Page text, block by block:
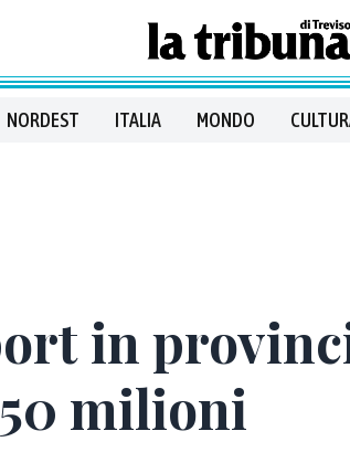
NORDEST ITALIA MONDO
in
milioni